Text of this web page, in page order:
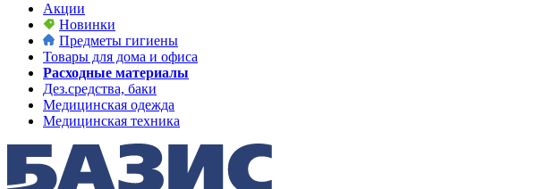
Акции
Новинки
Предметы гигиены
Товары для дома и офиса
Расходные материалы
Дез.средства, баки
Медицинская одежда
Медицинская техника